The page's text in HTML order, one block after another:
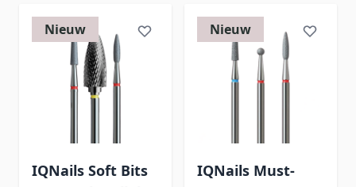
Nieuw
IQNails Soft Bits
Nieuw
IQNails Must-